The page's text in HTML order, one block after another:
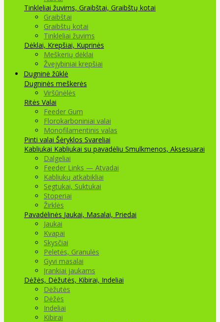
Tinkleliai žuvims, Graibštai, Graibštų kotai
Graibštai
Graibštų kotai
Tinkleliai žuvims
Dėklai, Krepšiai, Kuprinės
Meškerių dėklai
Žvejybiniai krepšiai
Dugninė žūklė
Dugninės meškerės
Viršūnėlės
Ritės Valai
Feeder Gum
Florokarboniniai valai
Monofilamentinis valas
Pinti valai Šėryklos Svareliai
Kabliukai Kabliukai su pavadėliu Smulkmenos, Aksesuarai
Dalgeliai
Feeder Links — Atvadai
Kabliukų atkabikliai
Segtukai, Suktukai
Stoperiai
Žirklės
Pavadėlinės Jaukai, Masalai, Priedai
Jaukai
Kvapai
Skysčiai
Peletės, Granulės
Gyvi masalai
Įrankiai jaukams
Dėžės, Dėžutės, Kibirai, Indeliai
Dėžutės
Dėžės
Indeliai
Kibirai